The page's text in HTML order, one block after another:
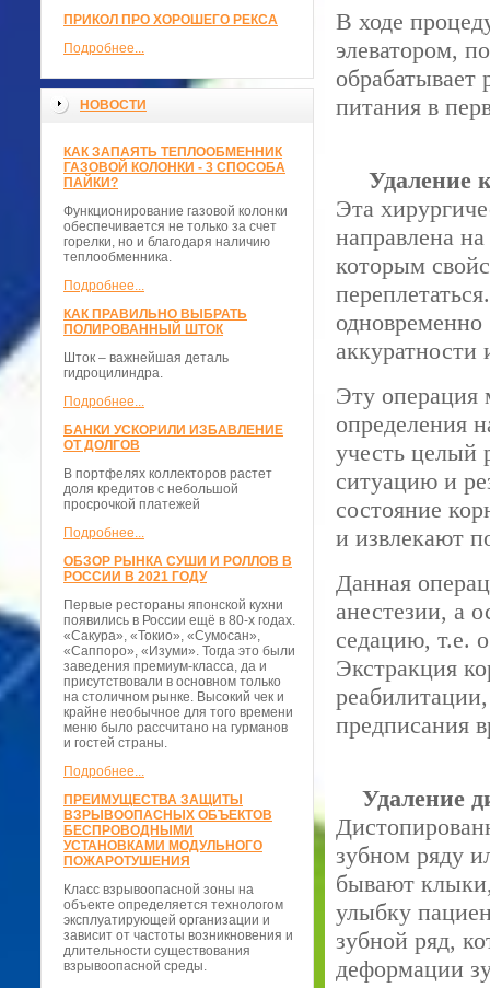
ПРИКОЛ ПРО ХОРОШЕГО РЕКСА
Подробнее...
НОВОСТИ
КАК ЗАПАЯТЬ ТЕПЛООБМЕННИК
ГАЗОВОЙ КОЛОНКИ - 3 СПОСОБА
ПАЙКИ?
Функционирование газовой колонки
обеспечивается не только за счет
горелки, но и благодаря наличию
теплообменника.
Подробнее...
КАК ПРАВИЛЬНО ВЫБРАТЬ
ПОЛИРОВАННЫЙ ШТОК
Шток – важнейшая деталь
гидроцилиндра.
Подробнее...
БАНКИ УСКОРИЛИ ИЗБАВЛЕНИЕ
ОТ ДОЛГОВ
В портфелях коллекторов растет
доля кредитов с небольшой
просрочкой платежей
Подробнее...
ОБЗОР РЫНКА СУШИ И РОЛЛОВ В
РОССИИ В 2021 ГОДУ
Первые рестораны японской кухни
появились в России ещё в 80-х годах.
«Сакура», «Токио», «Сумосан»,
«Саппоро», «Изуми». Тогда это были
заведения премиум-класса, да и
присутствовали в основном только
на столичном рынке. Высокий чек и
крайне необычное для того времени
меню было рассчитано на гурманов
и гостей страны.
Подробнее...
ПРЕИМУЩЕСТВА ЗАЩИТЫ
ВЗРЫВООПАСНЫХ ОБЪЕКТОВ
БЕСПРОВОДНЫМИ
УСТАНОВКАМИ МОДУЛЬНОГО
ПОЖАРОТУШЕНИЯ
Класс взрывоопасной зоны на
объекте определяется технологом
эксплуатирующей организации и
зависит от частоты возникновения и
длительности существования
взрывоопасной среды.
В ходе
элеватором,
обрабатывает
питания в
Удаление
Эта
направлена
которым
аккуратности
Эту операция
определения
учесть целый
ситуацию и
состояние
и извлекают
Данная
анестезии, а
седацию, т.е.
Экстракция
предписания
Удаление
зубном ряду
бывают
улыбку
зубной ряд,
деформации